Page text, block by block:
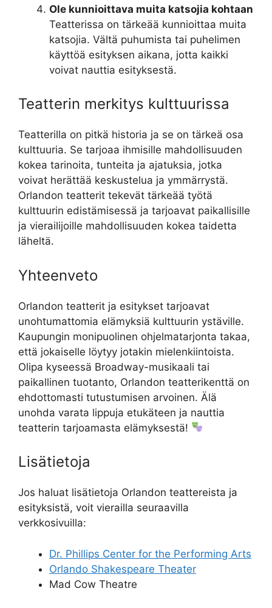
Ole kunnioittava muita katsojia kohtaan
Teatterissa on tärkeää kunnioittaa muita
katsojia. Vältä puhumista tai puhelimen
käyttöä esityksen aikana, jotta kaikki
voivat nauttia esityksestä.
Teatterin merkitys kulttuurissa
Teatterilla on pitkä historia ja se on tärkeä osa
kulttuuria. Se tarjoaa ihmisille mahdollisuuden
kokea tarinoita, tunteita ja ajatuksia, jotka
voivat herättää keskustelua ja ymmärrystä.
Orlandon teatterit tekevät tärkeää työtä
kulttuurin edistämisessä ja tarjoavat paikallisille
ja vierailijoille mahdollisuuden kokea taidetta
läheltä.
Yhteenveto
Orlandon teatterit ja esitykset tarjoavat
unohtumattomia elämyksiä kulttuurin ystäville.
Kaupungin monipuolinen ohjelmatarjonta takaa,
että jokaiselle löytyy jotakin mielenkiintoista.
Olipa kyseessä Broadway-musikaali tai
paikallinen tuotanto, Orlandon teatterikenttä on
ehdottomasti tutustumisen arvoinen. Älä
unohda varata lippuja etukäteen ja nauttia
teatterin tarjoamasta elämyksestä!
Lisätietoja
Jos haluat lisätietoja Orlandon teattereista ja
esityksistä, voit vierailla seuraavilla
verkkosivuilla:
Dr. Phillips Center for the Performing Arts
Orlando Shakespeare Theater
Mad Cow Theatre